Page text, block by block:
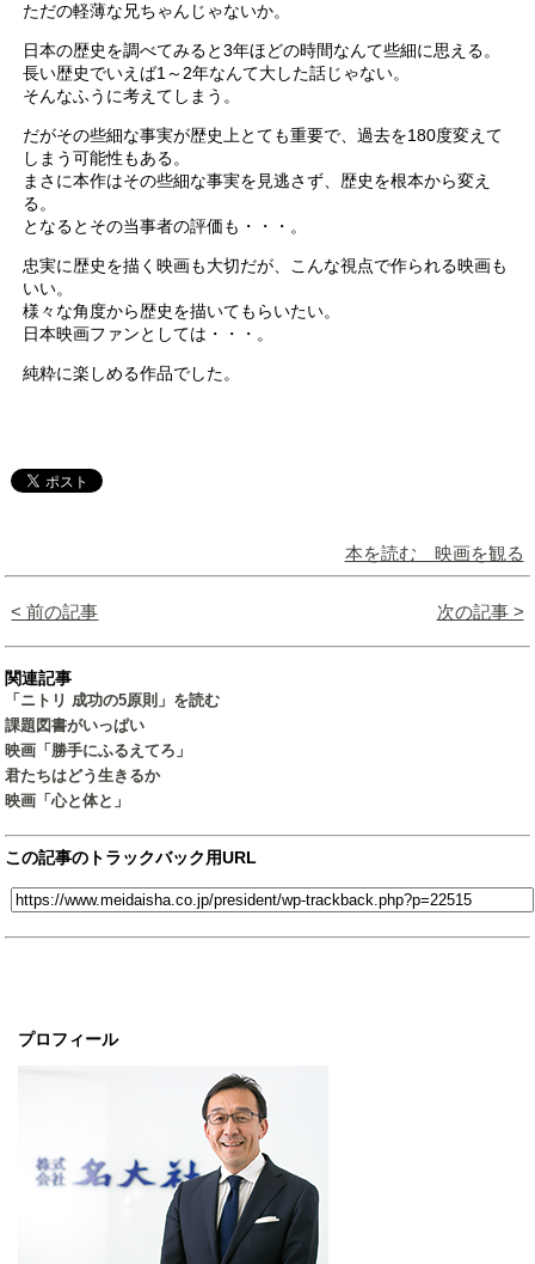
プロフィール
ただの軽薄な兄ちゃんじゃないか。
日本の歴史を調べてみると3年ほどの時間なんて些細に思える。
長い歴史でいえば1～2年なんて大した話じゃない。
そんなふうに考えてしまう。
だがその些細な事実が歴史上とても重要で、過去を180度変えて
しまう可能性もある。
まさに本作はその些細な事実を見逃さず、歴史を根本から変え
る。
となるとその当事者の評価も・・・。
忠実に歴史を描く映画も大切だが、こんな視点で作られる映画も
いい。
様々な角度から歴史を描いてもらいたい。
日本映画ファンとしては・・・。
純粋に楽しめる作品でした。
本を読む 映画を観る
< 前の記事 次の記事 >
関連記事
「ニトリ 成功の5原則」を読む
課題図書がいっぱい
映画「勝手にふるえてろ」
君たちはどう生きるか
映画「心と体と」
この記事のトラックバック用URL